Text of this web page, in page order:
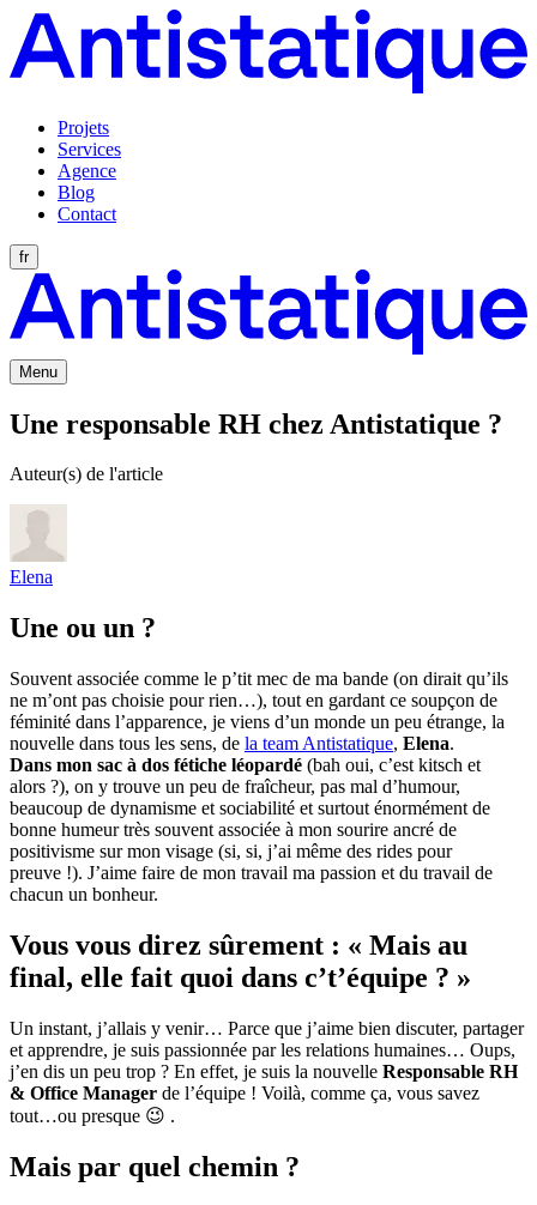
Projets
Services
Agence
Blog
Contact
fr
Menu
Une responsable RH chez Antistatique ?
Auteur(s) de l'article
Elena
Une ou un ?
Souvent associée comme le p’tit mec de ma bande (on dirait qu’ils
ne m’ont pas choisie pour rien…), tout en gardant ce soupçon de
féminité dans l’apparence, je viens d’un monde un peu étrange, la
nouvelle dans tous les sens, de la team Antistatique, Elena.
Dans mon sac à dos fétiche léopardé (bah oui, c’est kitsch et
alors ?), on y trouve un peu de fraîcheur, pas mal d’humour,
beaucoup de dynamisme et sociabilité et surtout énormément de
bonne humeur très souvent associée à mon sourire ancré de
positivisme sur mon visage (si, si, j’ai même des rides pour
preuve !). J’aime faire de mon travail ma passion et du travail de
chacun un bonheur.
Vous vous direz sûrement : « Mais au
final, elle fait quoi dans c’t’équipe ? »
Un instant, j’allais y venir… Parce que j’aime bien discuter, partager
et apprendre, je suis passionnée par les relations humaines… Oups,
j’en dis un peu trop ? En effet, je suis la nouvelle Responsable RH
& Office Manager de l’équipe ! Voilà, comme ça, vous savez
tout…ou presque 😉 .
Mais par quel chemin ?